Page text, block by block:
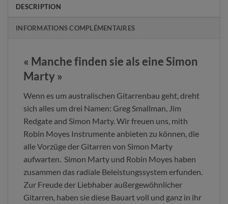
DESCRIPTION
INFORMATIONS COMPLÉMENTAIRES
« Manche finden sie als eine Simon
Marty »
Wenn es um australischen Gitarrenbau geht, dreht
sich alles um drei Namen: Greg Smallman, Jim
Redgate and Simon Marty. Wir freuen uns, mith
Robin Moyes Instrumente anbieten zu können, die
alle Vorzüge der Gitarren von Simon Marty
aufwarten. Simon Marty und Robin Moyes haben
zusammen das radiale Beleistungssystem erfunden.
Zur Freude der Liebhaber außergewöhnlicher
Gitarren, haben sie diese Bauart voll und ganz in ihr